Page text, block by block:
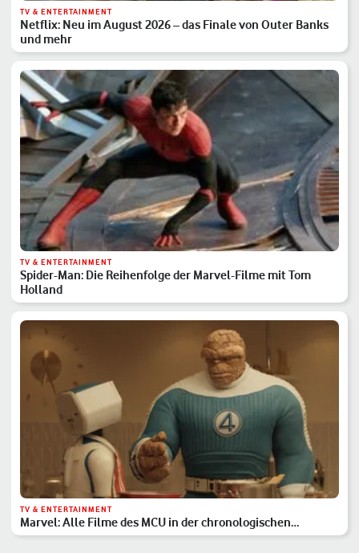
TV & ENTERTAINMENT
Netflix: Neu im August 2026 – das Finale von Outer Banks
und mehr
TV & ENTERTAINMENT
Spider-Man: Die Reihenfolge der Marvel-Filme mit Tom
Holland
TV & ENTERTAINMENT
Marvel: Alle Filme des MCU in der chronologischen
Reihenfolge